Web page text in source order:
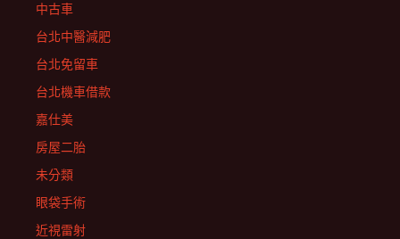
中古車
台北中醫減肥
台北免留車
台北機車借款
嘉仕美
房屋二胎
未分類
眼袋手術
近視雷射